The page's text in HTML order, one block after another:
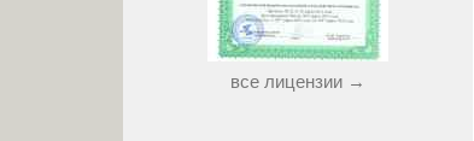
все лицензии →